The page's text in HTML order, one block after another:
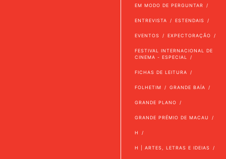
EM MODO DE PERGUNTAR
ENTREVISTA ESTENDAIS
EVENTOS EXPECTORAÇÃO
FESTIVAL INTERNACIONAL DE
CINEMA - ESPECIAL
FICHAS DE LEITURA
FOLHETIM GRANDE BAÍA
GRANDE PLANO
GRANDE PRÉMIO DE MACAU
H
H | ARTES, LETRAS E IDEIAS